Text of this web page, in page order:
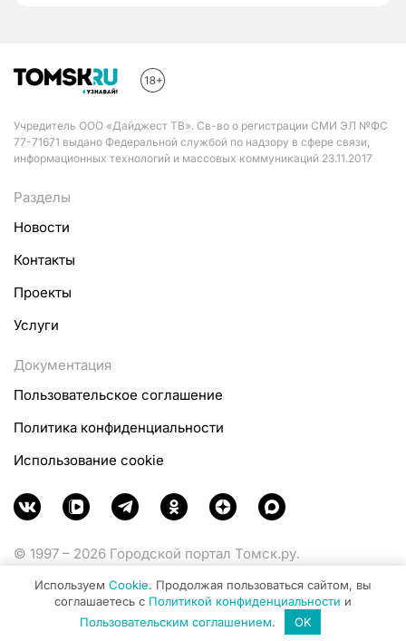
Учредитель ООО «Дайджест ТВ». Св-во о регистрации СМИ ЭЛ №ФС
77-71671 выдано Федеральной службой по надзору в сфере связи,
информационных технологий и массовых коммуникаций 23.11.2017
Разделы
Новости
Контакты
Проекты
Услуги
Документация
Пользовательское соглашение
Политика конфиденциальности
Использование cookie
© 1997 – 2026 Городской портал Томск.ру.
Министерства цифрового развития, связи и массовых
коммуникаций Российской Федерации.
Используем Cookie. Продолжая пользоваться сайтом, вы
соглашаетесь с Политикой конфиденциальности и
Пользовательским соглашением. OK